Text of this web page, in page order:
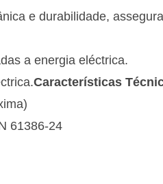
e durabilidade,
a energia eléctrica.
Características
61386-24